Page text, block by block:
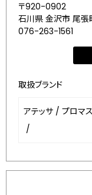
〒920-0902
石川県 金沢市 尾張
076-263-1561
取扱ブランド
アテッサ / プロマ
/